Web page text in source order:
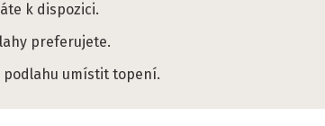
k dispozici.
preferujete.
podlahu umístit topení.